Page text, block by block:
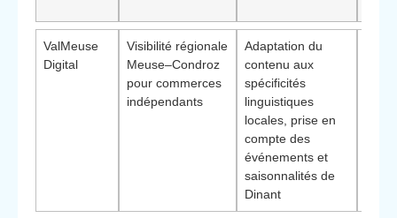
ValMeuse
Digital
Visibilité régionale
Meuse–Condroz
pour commerces
indépendants
Adaptation du
contenu aux
spécificités
linguistiques
locales, prise en
compte des
événements et
saisonnalités de
Dinant